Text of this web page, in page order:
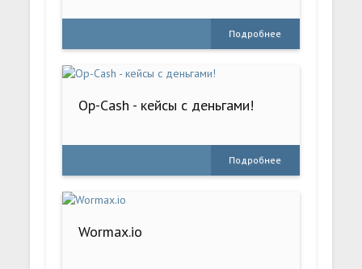
Подробнее
Op-Cash - кейсы с деньгами!
Подробнее
Wormax.io